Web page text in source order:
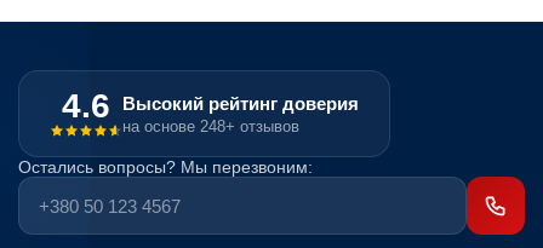
Каждые компоненты системы (планки оперативной памяти,
жесткий диск, привод, прочие) в любой момент могут
перестать функционировать, стать негодными к
эксплуатации. Причинами неполадок могут выступать любые
обстоятельства, как указанные выше, так и иные, не менее
банальные. Осуществить диагностику и устранить проблемы
любого периферийного устройства достаточно нетрудно,
4.6 Высокий рейтинг доверия
на основе 248+ отзывов
Остались вопросы? Мы перезвоним: